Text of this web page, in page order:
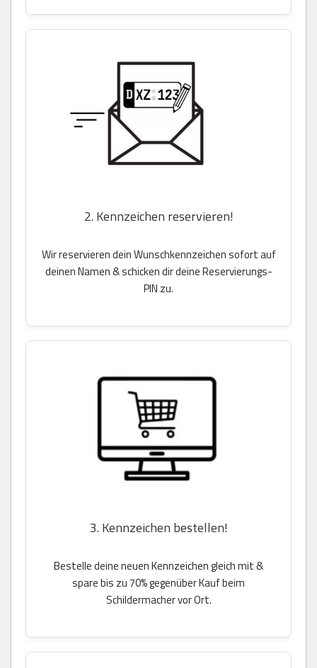
2. Kennzeichen reservieren!
Wir reservieren dein Wunschkennzeichen sofort auf
deinen Namen & schicken dir deine Reservierungs-
PIN zu.
3. Kennzeichen bestellen!
Bestelle deine neuen Kennzeichen gleich mit &
spare bis zu 70% gegenüber Kauf beim
Schildermacher vor Ort.